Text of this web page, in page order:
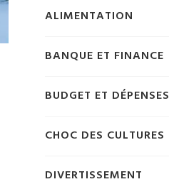
ALIMENTATION
BANQUE ET FINANCE
BUDGET ET DÉPENSES
CHOC DES CULTURES
DIVERTISSEMENT